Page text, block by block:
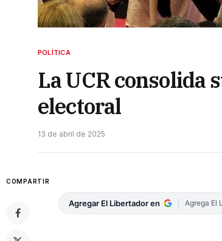
POLÍTICA
La UCR consolida
electoral
13 de abril de 2025
COMPARTIR
Agregar El Libertador en Agrega El